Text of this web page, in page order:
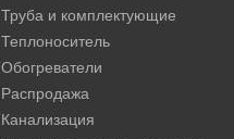
Труба и комплектующие
Теплоноситель
Обогреватели
Распродажа
Канализация